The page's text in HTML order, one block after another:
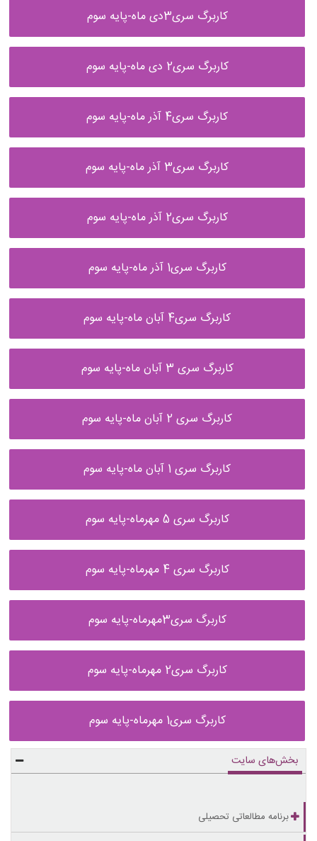
کاربرگ سری3دی ماه-پایه سوم
کاربرگ سری2 دی ماه-پایه سوم
کاربرگ سری4 آذر ماه-پایه سوم
کاربرگ سری3 آذر ماه-پایه سوم
کاربرگ سری2 آذر ماه-پایه سوم
کاربرگ سری1 آذر ماه-پایه سوم
کاربرگ سری4 آبان ماه-پایه سوم
کاربرگ سری 3 آبان ماه-پایه سوم
کاربرگ سری 2 آبان ماه-پایه سوم
کاربرگ سری 1 آبان ماه-پایه سوم
کاربرگ سری 5 مهرماه-پایه سوم
کاربرگ سری 4 مهرماه-پایه سوم
کاربرگ سری3مهرماه-پایه سوم
کاربرگ سری2 مهرماه-پایه سوم
کاربرگ سری1 مهرماه-پایه سوم
بخش‌های سایت
برنامه مطالعاتی تحصیلی